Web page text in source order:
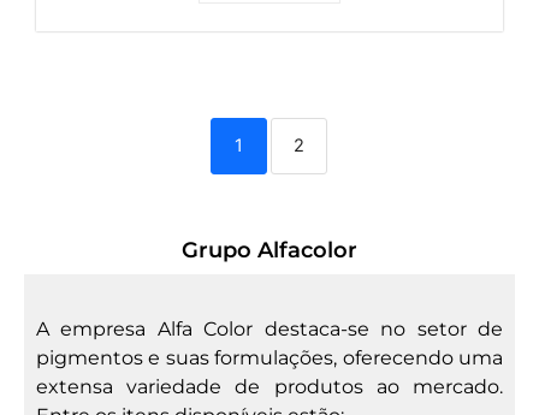
1 2
Grupo Alfacolor
A empresa Alfa Color destaca-se no setor de
pigmentos e suas formulações, oferecendo uma
extensa variedade de produtos ao mercado.